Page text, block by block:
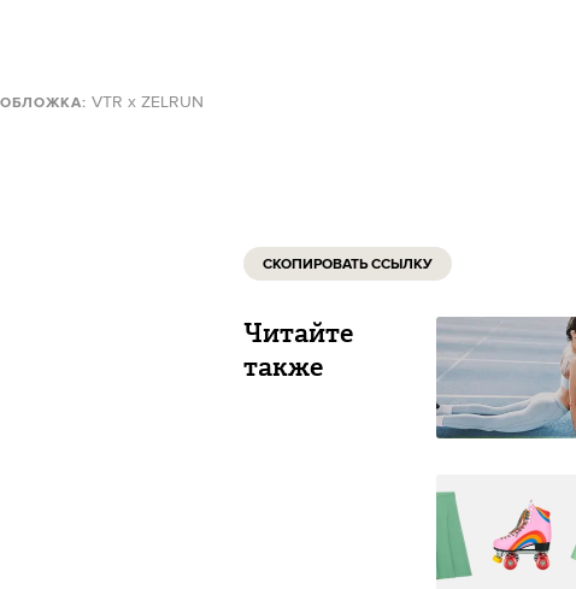
ОБЛОЖКА: VTR x ZELRUN
СКОПИРОВАТЬ ССЫЛКУ
Читайте
также